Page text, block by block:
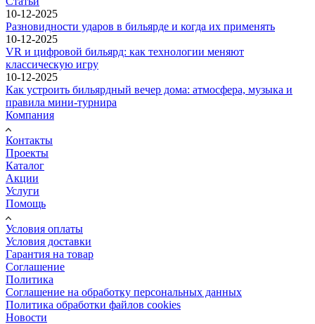
10-12-2025
Разновидности ударов в бильярде и когда их применять
10-12-2025
VR и цифровой бильярд: как технологии меняют
классическую игру
10-12-2025
Как устроить бильярдный вечер дома: атмосфера, музыка и
правила мини-турнира
Компания
Контакты
Проекты
Каталог
Акции
Услуги
Помощь
Условия оплаты
Условия доставки
Гарантия на товар
Соглашение
Политика
Соглашение на обработку персональных данных
Политика обработки файлов cookies
Новости